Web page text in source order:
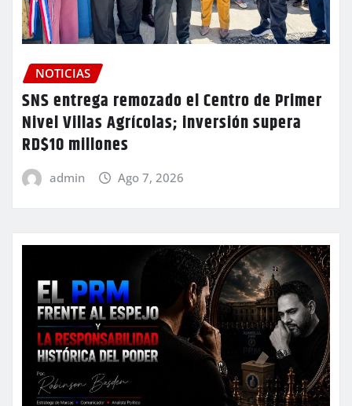
NOTICIAS
SNS entrega remozado el Centro de Primer
Nivel Villas Agrícolas; inversión supera
RD$10 millones
admin Ago 7, 2026